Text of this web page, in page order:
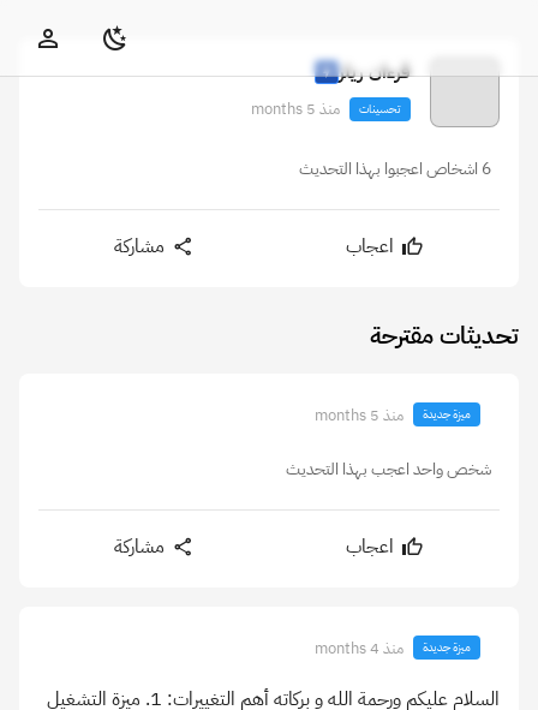
قرءان ريلز
تحسينات منذ 5 months
6 اشخاص اعجبوا بهذا التحديث
اعجاب مشاركة
تحديثات مقترحة
ميزة جديدة منذ 5 months
شخص واحد اعجب بهذا التحديث
اعجاب مشاركة
ميزة جديدة منذ 4 months
السلام عليكم ورحمة الله و بركاته أهم التغييرات: 1. ميزة التشغيل